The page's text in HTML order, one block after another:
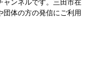
ャンネルです。三田市在
体の方の発信にご利用